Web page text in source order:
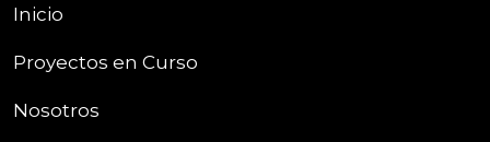
Inicio
Proyectos en Curso
Nosotros